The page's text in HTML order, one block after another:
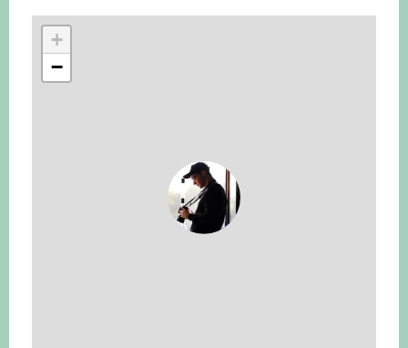
+
−